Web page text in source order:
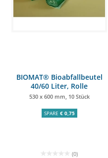
BIOMAT® Bioabfallbeutel
40/60 Liter, Rolle
530 x 600 mm, 10 Stück
SPARE € 0,75
(0)